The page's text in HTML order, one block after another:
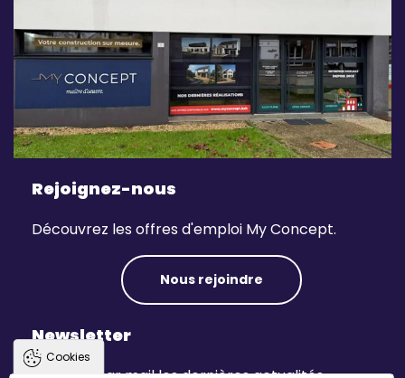
Rejoignez-nous
Découvrez les offres d'emploi My Concept.
Nous rejoindre
Newsletter
Cookies